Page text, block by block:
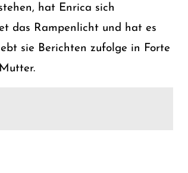
hat Enrica sich
das Rampenlicht und hat es
sie Berichten zufolge in Forte